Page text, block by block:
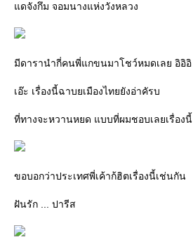
ดจังกึม จอมนางแห่งวังหลวง
มีดารานำกี่คนพี่แกขนมาโชว์หมดเลย อิอิอิ
เอ๊ะ เรื่องนี้ฉาบยเมืองไทยยังอ่าคัรบ
ที่ทางจะหวานหยด แบบที่ผมชอบเลยเรื่องนี้
ขอบอกว่าประเทศพี่เค้าก้ฮิตเรื่องนี้เช่นกัน
ฝันรัก ... ปารีส